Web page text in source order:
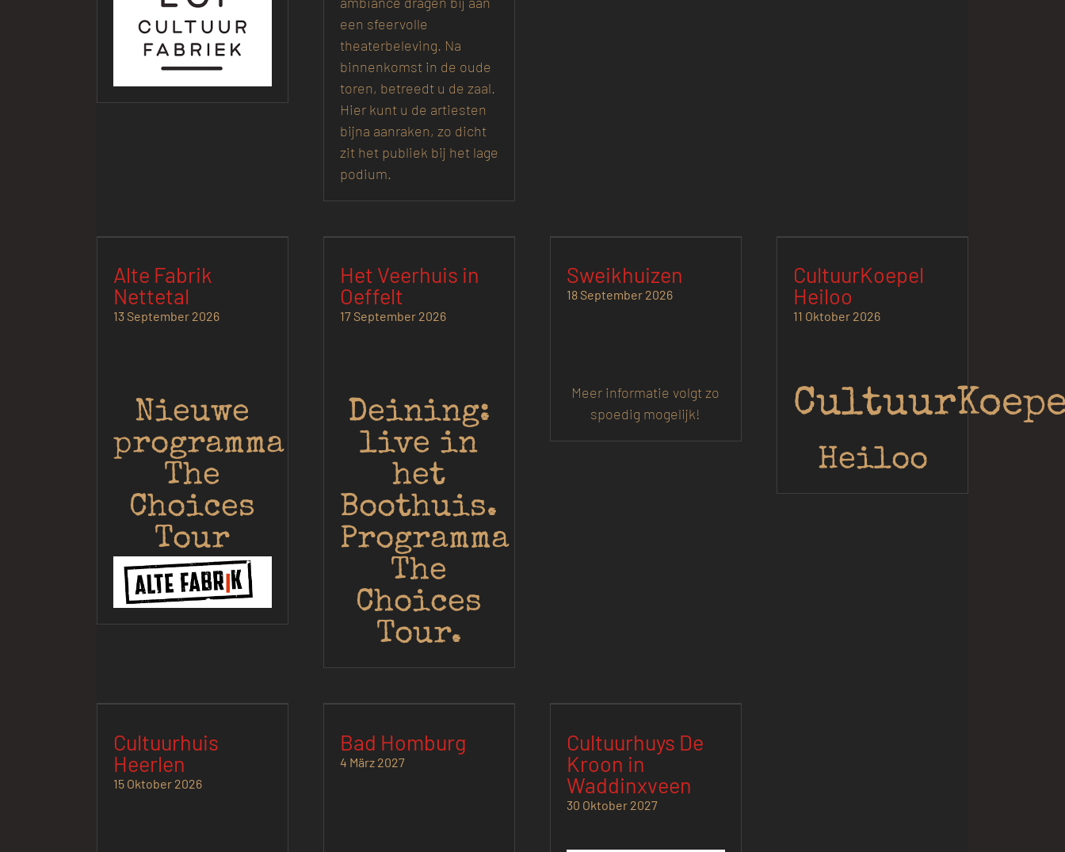
een sfeervolle
theaterbeleving. Na
binnenkomst in de oude
toren, betreedt u de zaal.
Hier kunt u de artiesten
bijna aanraken, zo dicht
zit het publiek bij het lage
podium.
Alte Fabrik
Nettetal
13 September 2026
Nieuwe
programma
The
Choices
Tour
Het Veerhuis in
Oeffelt
17 September 2026
Deining:
live in
het
Boothuis.
Programma
The
Choices
Tour.
Sweikhuizen
18 September 2026
Meer informatie volgt zo
spoedig mogelijk!
CultuurKoepel
Heiloo
11 Oktober 2026
Cultuur
Heiloo
Cultuurhuis
Heerlen
15 Oktober 2026
Bad Homburg
4 März 2027
Cultuurhuys De
Kroon in
Waddinxveen
30 Oktober 2027